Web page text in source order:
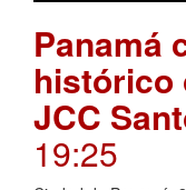
Panamá
histórico
JCC
19:25